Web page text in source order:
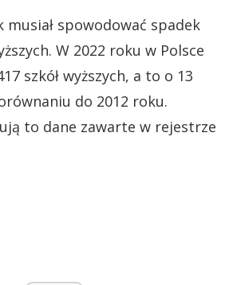
musiał spowodować spadek
W 2022 roku w Polsce
szkół wyższych, a to o 13
do 2012 roku.
to dane zawarte w rejestrze